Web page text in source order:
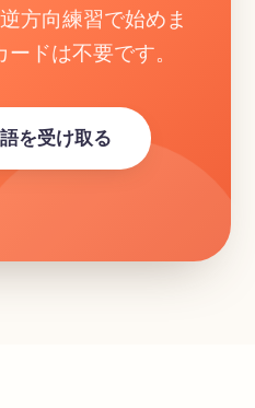
方向練習で始めま
ドは不要です。
を受け取る